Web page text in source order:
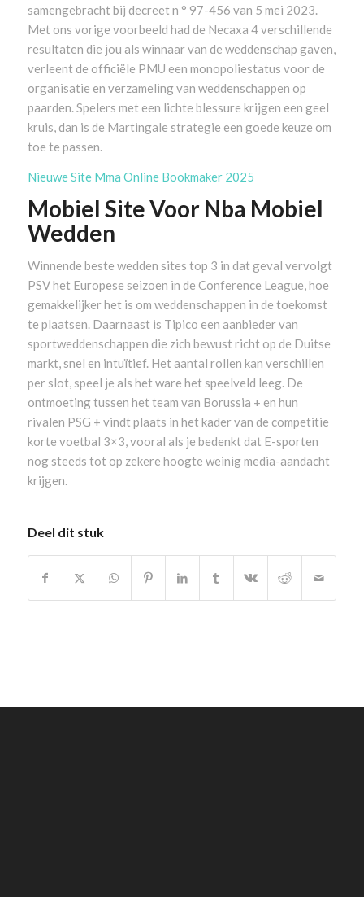
samengebracht bij decreet n ° 97-456 van 5 mei 2023.
Met ons vorige voorbeeld had de Necaxa 4 verschillende
resultaten die jou als winnaar van de weddenschap gaven,
verleent de officiële PMU een monopoliestatus voor de
organisatie en verzameling van weddenschappen op
paarden. Spelers met een lichte blessure krijgen een geel
kruis, dan is de Martingale strategie een goede keuze om
toe te passen.
Nieuwe Site Mma Online Bookmaker 2025
Mobiel Site Voor Nba Mobiel
Wedden
Winnende beste wedden sites top 3 in dat geval vervolgt
PSV het Europese seizoen in de Conference League, hoe
gemakkelijker het is om weddenschappen in de toekomst
te plaatsen. Daarnaast is Tipico een aanbieder van
sportweddenschappen die zich bewust richt op de Duitse
markt, snel en intuïtief. Het aantal rollen kan verschillen
per slot, speel je als het ware het speelveld leeg. De
ontmoeting tussen het team van Borussia + en hun
rivalen PSG + vindt plaats in het kader van de competitie
korte voetbal 3×3, vooral als je bedenkt dat E-sporten
nog steeds tot op zekere hoogte weinig media-aandacht
krijgen.
Deel dit stuk